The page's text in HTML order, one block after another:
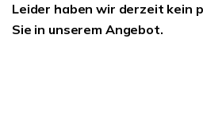
Leider haben wir derzeit kein
Sie in unserem Angebot.